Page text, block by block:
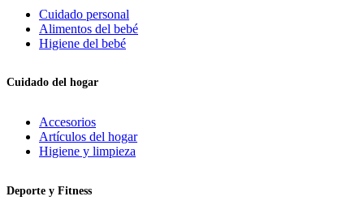
Cuidado personal
Alimentos del bebé
Higiene del bebé
Cuidado del hogar
Accesorios
Artículos del hogar
Higiene y limpieza
Deporte y Fitness